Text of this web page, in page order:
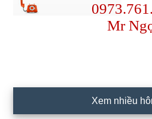
Mr
Xem nhiều